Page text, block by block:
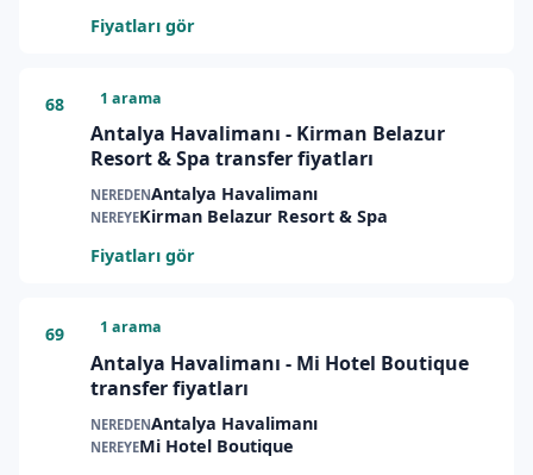
Fiyatları gör
68 1 arama
Antalya Havalimanı - Kirman Belazur
Resort & Spa transfer fiyatları
NEREDENAntalya Havalimanı
NEREYEKirman Belazur Resort & Spa
Fiyatları gör
69 1 arama
Antalya Havalimanı - Mi Hotel Boutique
transfer fiyatları
NEREDENAntalya Havalimanı
NEREYEMi Hotel Boutique